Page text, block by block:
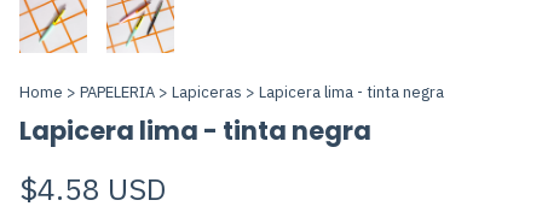
Home > PAPELERIA > Lapiceras > Lapicera lima - tinta negra
Lapicera lima - tinta negra
$4.58 USD